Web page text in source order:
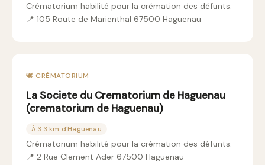
Crématorium habilité pour la crémation des défunts.
📍 105 Route de Marienthal 67500 Haguenau
🕊️ CRÉMATORIUM
La Societe du Crematorium de Haguenau
(crematorium de Haguenau)
À 3.3 km d'Haguenau
Crématorium habilité pour la crémation des défunts.
📍 2 Rue Clement Ader 67500 Haguenau